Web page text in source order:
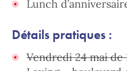
Lunch
Détails pratiques :
Vendredi 24 mai de